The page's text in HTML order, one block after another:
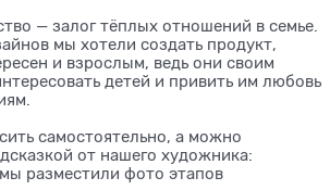
— залог тёплых отношений в семье.
мы хотели создать продукт,
и взрослым, ведь они своим
детей и привить им любовь
самостоятельно, а можно
от нашего художника:
разместили фото этапов